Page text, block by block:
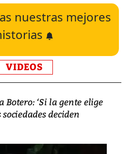
nuestras mejores
VIDEOS
Botero: ‘Si la gente elige
deciden